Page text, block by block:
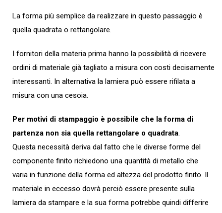
La forma più semplice da realizzare in questo passaggio è
quella quadrata o rettangolare.
I fornitori della materia prima hanno la possibilità di ricevere
ordini di materiale già tagliato a misura con costi decisamente
interessanti. In alternativa la lamiera può essere rifilata a
misura con una cesoia.
Per motivi di stampaggio è possibile che la forma di
partenza non sia quella rettangolare o quadrata
Questa necessità deriva dal fatto che le diverse forme del
componente finito richiedono una quantità di metallo che
varia in funzione della forma ed altezza del prodotto finito. Il
materiale in eccesso dovrà perciò essere presente sulla
lamiera da stampare e la sua forma potrebbe quindi differire